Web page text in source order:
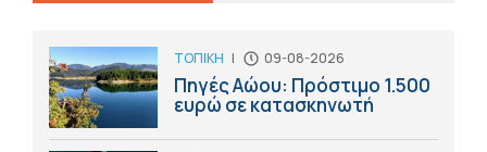
ΤΟΠΙΚΗ | 09-08-2026
Πηγές Αώου: Πρόστιμο 1.500
ευρώ σε κατασκηνωτή